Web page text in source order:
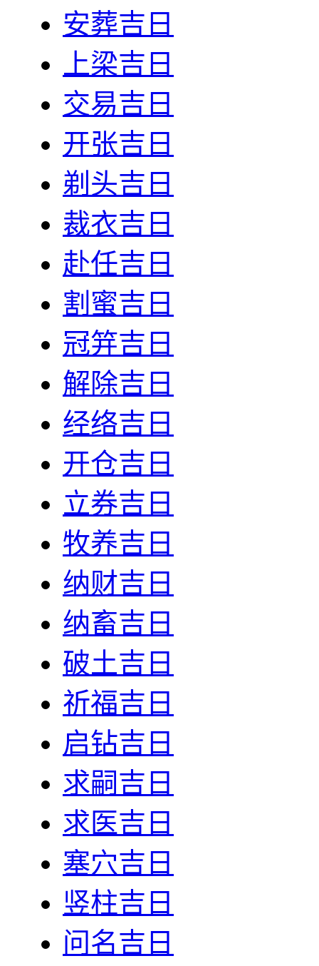
安葬吉日
上梁吉日
交易吉日
开张吉日
剃头吉日
裁衣吉日
赴任吉日
割蜜吉日
冠笄吉日
解除吉日
经络吉日
开仓吉日
立券吉日
牧养吉日
纳财吉日
纳畜吉日
破土吉日
祈福吉日
启钻吉日
求嗣吉日
求医吉日
塞穴吉日
竖柱吉日
问名吉日